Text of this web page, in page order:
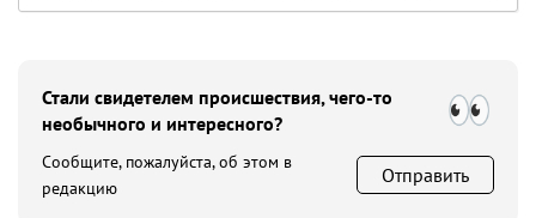
Стали свидетелем происшествия, чего-то
необычного и интересного?
Сообщите, пожалуйста, об этом в
редакцию
Отправить